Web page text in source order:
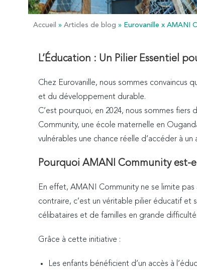
Accueil » Articles de blog » Eurovanille x AMANI
L’Éducation : Un Pilier Essentiel
Chez Eurovanille, nous sommes convaincus
et du développement durable.
C’est pourquoi, en 2024, nous sommes fiers
Community, une école maternelle en
vulnérables une chance réelle d’accéder à
Pourquoi AMANI Community est-
En effet, AMANI Community ne se limite
contraire, c’est un véritable pilier éducatif et
célibataires et de familles en grande difficulté.
Grâce à cette initiative :
Les enfants bénéficient d’un accès à